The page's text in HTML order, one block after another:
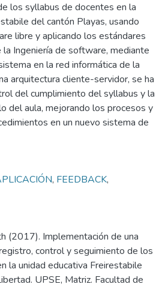
los syllabus de docentes en la
del cantón Playas, usando
libre y aplicando los estándares
Ingeniería de software, mediante
en la red informática de la
arquitectura cliente-servidor, se ha
del cumplimiento del syllabus y la
del aula, mejorando los procesos y
en un nuevo sistema de
, FEEDBACK,
(2017). Implementación de una
control y seguimiento de los
la unidad educativa Freirestabile
UPSE, Matriz. Facultad de